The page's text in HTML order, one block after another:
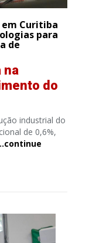
em Curitiba
para
de
na
do
industrial do
de 0,6%,